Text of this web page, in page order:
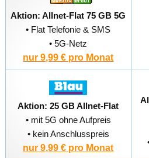
Aktion: Allnet-Flat 75 GB 5G
• Flat Telefonie & SMS
• 5G-Netz
nur 9,99 € pro Monat
Aktion: 25 GB Allnet-Flat
• mit 5G ohne Aufpreis
• kein Anschlusspreis
nur 9,99 € pro Monat